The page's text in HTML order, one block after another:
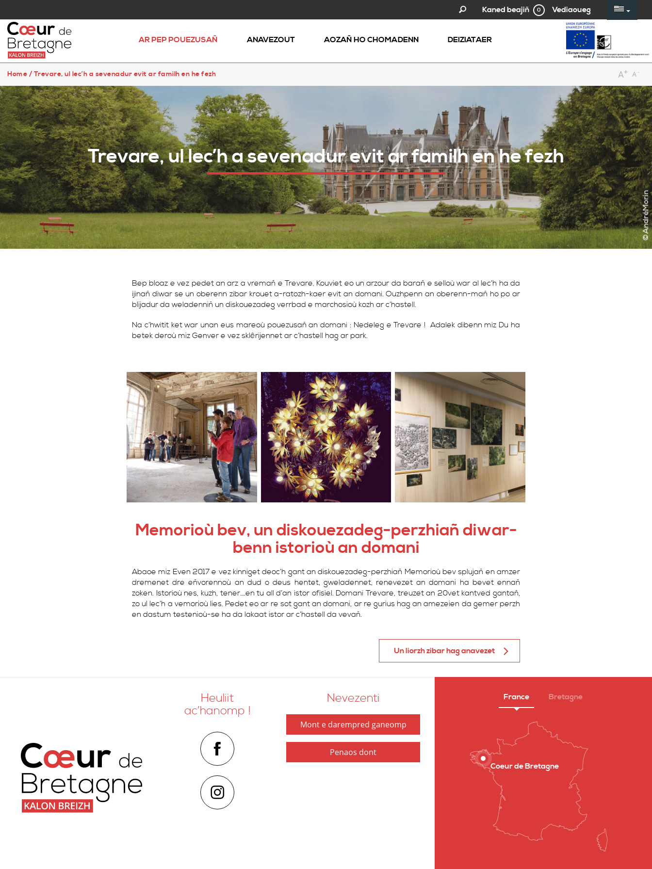
Kaned beajiñ 0 Vediaoueg
AR PEP POUEZUSAÑ ANAVEZOUT AOZAÑ HO CHOMADENN DEIZIATAER
Home / Trevare, ul lec’h a sevenadur evit ar familh en he fezh -
A
+
A
Trevare, ul lec’h a sevenadur evit ar familh en he fezh
©AndréMorin
Bep bloaz e vez pedet an arz a vremañ e Trevare. Kouviet eo un arzour da barañ e selloù war al lec’h ha da
ijinañ diwar se un oberenn zibar krouet a-ratozh-kaer evit an domani. Ouzhpenn an oberenn-mañ ho po ar
blijadur da weladenniñ un diskouezadeg verrbad e marchosioù kozh ar c’hastell.
Na c’hwitit ket war unan eus mareoù pouezusañ an domani : Nedeleg e Trevare ! Adalek dibenn miz Du ha
betek deroù miz Genver e vez sklêrijennet ar c’hastell hag ar park.
Memorioù bev, un diskouezadeg-perzhiañ diwar-
benn istorioù an domani
Abaoe miz Even 2017 e vez kinniget deoc’h gant an diskouezadeg-perzhiañ Memorioù bev splujañ en amzer
dremenet dre eñvorennoù an dud o deus hentet, gweladennet, renevezet an domani ha bevet ennañ
zoken. Istorioù nes, kuzh, tener….en tu all d’an istor ofisiel. Domani Trevare, treuzet an 20vet kantved gantañ,
zo ul lec’h a vemorioù lies. Pedet eo ar re sot gant an domani, ar re gurius hag an amezeien da gemer perzh
en dastum testenioù-se ha da lakaat istor ar c’hastell da vevañ.
Un liorzh zibar hag anavezet
Heuliit
ac’hanomp !
Nevezenti
Mont e darempred ganeomp
Penaos dont
France Bretagne
Coeur de Bretagne